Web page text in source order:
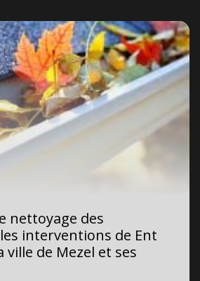
nettoyage des
interventions de Ent
ville de Mezel et ses